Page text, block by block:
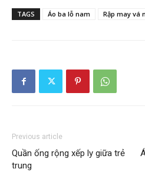
TAGS Áo ba lỗ nam Rập may vá
Previous article
Quần ống rộng xếp ly giữa trẻ
trung